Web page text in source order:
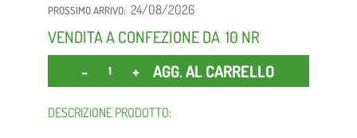
PROSSIMO ARRIVO: 24/08/2026
VENDITA A CONFEZIONE DA 10 NR
Quantità
AGG. AL CARRELLO
DESCRIZIONE PRODOTTO: